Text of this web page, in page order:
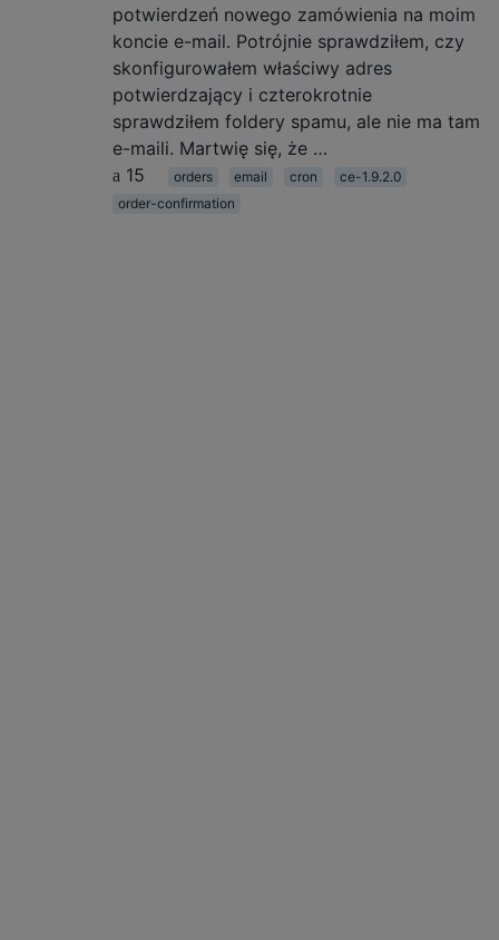
potwierdzeń nowego zamówienia na moim
koncie e-mail. Potrójnie sprawdziłem, czy
skonfigurowałem właściwy adres
potwierdzający i czterokrotnie
sprawdziłem foldery spamu, ale nie ma tam
e-maili. Martwię się, że …
15
orders email cron
ce-1.9.2.0
order-confirmation